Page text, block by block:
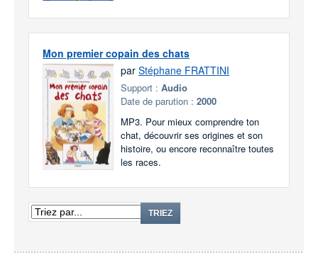
Mon premier copain des chats
par Stéphane FRATTINI
Support : Audio
Date de parution : 2000
MP3. Pour mieux comprendre ton
chat, découvrir ses origines et son
histoire, ou encore reconnaître toutes
les races.
TRIEZ